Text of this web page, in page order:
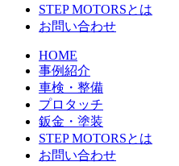
STEP MOTORSとは
お問い合わせ
HOME
事例紹介
車検・整備
プロタッチ
鈑金・塗装
STEP MOTORSとは
お問い合わせ